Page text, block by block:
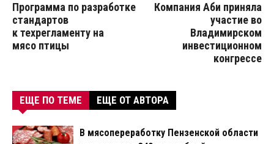
Программа по разработке
стандартов
к техрегламенту на
мясо птицы
Компания Аби приняла
участие во
Владимирском
инвестиционном
конгрессе
ЕЩЕ ПО ТЕМЕ ЕЩЕ ОТ АВТОРА
В мясопереработку Пензенской области